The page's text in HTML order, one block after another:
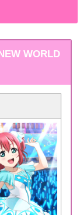
WORLD